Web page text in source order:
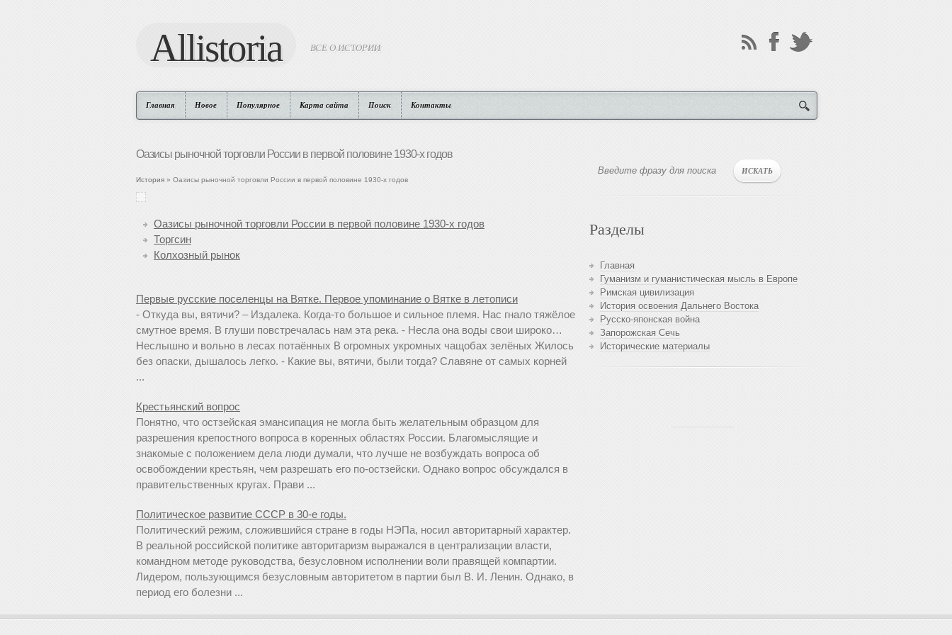
Allistoria ВСЕ О ИСТОРИИ
Главная Новое Популярное Карта сайта Поиск Контакты
Оазисы рыночной торговли России в первой половине 1930-х годов
История » Оазисы рыночной торговли России в первой половине 1930-х годов
Оазисы рыночной торговли России в первой половине 1930-х годов
Торгсин
Колхозный рынок
Первые русские поселенцы на Вятке. Первое упоминание о Вятке в летописи
- Откуда вы, вятичи? – Издалека. Когда-то большое и сильное племя. Нас гнало тяжёлое
смутное время. В глуши повстречалась нам эта река. - Несла она воды свои широко…
Неслышно и вольно в лесах потаённых В огромных укромных чащобах зелёных Жилось
без опаски, дышалось легко. - Какие вы, вятичи, были тогда? Славяне от самых корней
...
Крестьянский вопрос
Понятно, что остзейская эмансипация не могла быть желательным образцом для
разрешения крепостного вопроса в коренных областях России. Благомыслящие и
знакомые с положением дела люди думали, что лучше не возбуждать вопроса об
освобождении крестьян, чем разрешать его по-остзейски. Однако вопрос обсуждался в
правительственных кругах. Прави ...
Политическое развитие СССР в 30-е годы.
Политический режим, сложившийся стране в годы НЭПа, носил авторитарный характер.
В реальной российской политике авторитаризм выражался в централизации власти,
командном методе руководства, безусловном исполнении воли правящей компартии.
Лидером, пользующимся безусловным авторитетом в партии был В. И. Ленин. Однако, в
период его болезни ...
Разделы
Главная
Гуманизм и гуманистическая мысль в Европе
Римская цивилизация
История освоения Дальнего Востока
Русско-японская война
Запорожская Сечь
Исторические материалы